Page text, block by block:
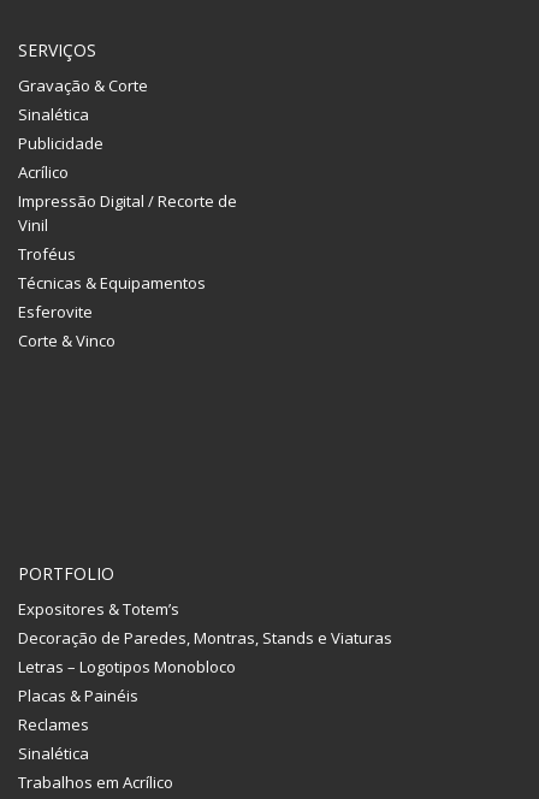
SERVIÇOS
Gravação & Corte
Sinalética
Publicidade
Acrílico
Impressão Digital / Recorte de
Vinil
Troféus
Técnicas & Equipamentos
Esferovite
Corte & Vinco
PORTFOLIO
Expositores & Totem’s
Decoração de Paredes, Montras, Stands e Viaturas
Letras – Logotipos Monobloco
Placas & Painéis
Reclames
Sinalética
Trabalhos em Acrílico